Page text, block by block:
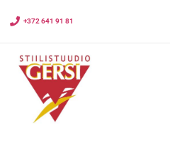
+372 641 91 81